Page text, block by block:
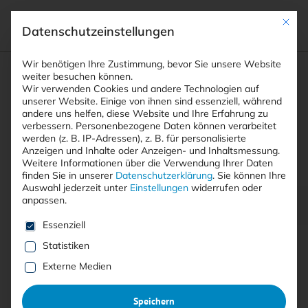
Suchfeld
Suchen
Breadcrumb-Navigation
STARTSEITE
PRINTAUSGABEN
TITELTHEMA: AUFGABENFLUT FÜR CISO …
THAT‘S NOT MY JOB?!
Inhaltsverzeichnis
Mit <kes>+ lesen
Mit
Datenschutzeinstellungen
Wir benötigen Ihre Zustimmung, bevor Sie unsere Website
weiter besuchen können.
Wir verwenden Cookies und andere Technologien auf
unserer Website. Einige von ihnen sind essenziell, während
andere uns helfen, diese Website und Ihre Erfahrung zu
verbessern. Personenbezogene Daten können verarbeitet
werden (z. B. IP-Adressen), z. B. für personalisierte
Anzeigen und Inhalte oder Anzeigen- und Inhaltsmessung.
Weitere Informationen über die Verwendung Ihrer Daten
finden Sie in unserer Datenschutzerklärung. Sie können Ihre
Auswahl jederzeit unter Einstellungen widerrufen oder
anpassen.
Es folgt eine Liste der Service-Gruppen, für die eine
Essenziell
Statistiken
Externe Medien
Speichern